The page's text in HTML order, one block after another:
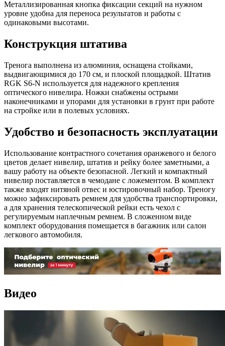
Металлизированная кнопка фиксации секций на нужном
уровне удобна для переноса результатов и работы с
одинаковыми высотами.
Конструкция штатива
Тренога выполнена из алюминия, оснащена стойками,
выдвигающимися до 170 см, и плоской площадкой. Штатив
RGK S6-N используется для надежного крепления
оптического нивелира. Ножки снабжены острыми
наконечниками и упорами для установки в грунт при работе
на стройке или в полевых условиях.
Удобство и безопасность эксплуатации
Использование контрастного сочетания оранжевого и белого
цветов делает нивелир, штатив и рейку более заметными, а
вашу работу на объекте безопасной. Легкий и компактный
нивелир поставляется в чемодане с ложементом. В комплект
также входят нитяной отвес и юстировочный набор. Треногу
можно зафиксировать ремнем для удобства транспортировки,
а для хранения телескопической рейки есть чехол с
регулируемым наплечным ремнем. В сложенном виде
комплект оборудования помещается в багажник или салон
легкового автомобиля.
Видео